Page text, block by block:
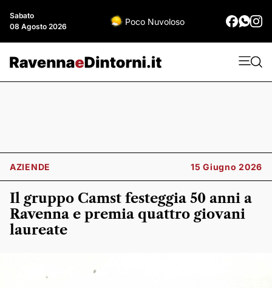
Sabato
08 Agosto 2026
Poco Nuvoloso
AZIENDE 15 Giugno 2026
Il gruppo Camst festeggia 50 anni a
Ravenna e premia quattro giovani
laureate